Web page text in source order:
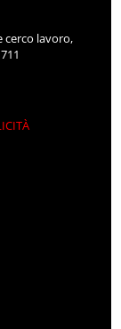
cerco lavoro,